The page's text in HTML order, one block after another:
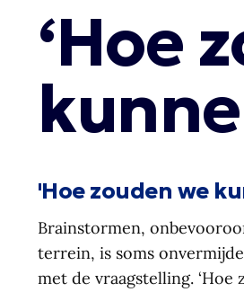
‘Hoe
'Hoe zouden we
Brainstormen,
terrein, is soms
met de vraagstelling. ‘Hoe